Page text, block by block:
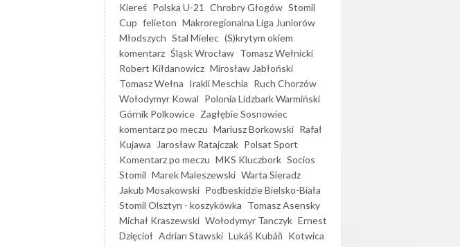
Kiereś Polska U-21 Chrobry Głogów Stomil
Cup felieton Makroregionalna Liga Juniorów
Młodszych Stal Mielec (S)krytym okiem
komentarz Śląsk Wrocław Tomasz Wełnicki
Robert Kiłdanowicz Mirosław Jabłoński
Tomasz Wełna Irakli Meschia Ruch Chorzów
Wołodymyr Kowal Polonia Lidzbark Warmiński
Górnik Polkowice Zagłębie Sosnowiec
komentarz po meczu Mariusz Borkowski Rafał
Kujawa
Jarosław Ratajczak Polsat Sport
Komentarz po meczu MKS Kluczbork Socios
Stomil Marek Maleszewski Warta Sieradz
Jakub Mosakowski Podbeskidzie Bielsko-Biała
Stomil Olsztyn - koszykówka Tomasz Asensky
Michał Kraszewski Wołodymyr Tanczyk Ernest
Dzięcioł Adrian Stawski Lukáš Kubáň Kotwica